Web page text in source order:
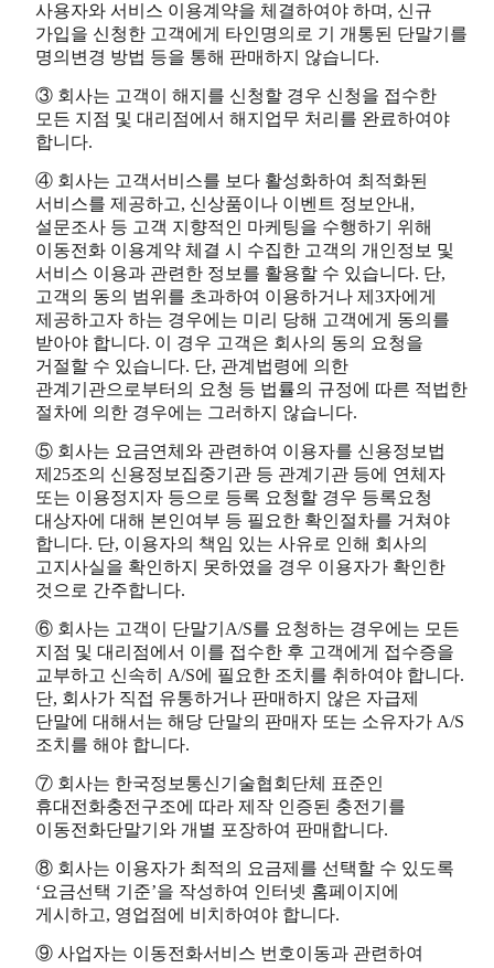
사용자와 서비스 이용계약을 체결하여야 하며, 신규
가입을 신청한 고객에게 타인명의로 기 개통된 단말기를
명의변경 방법 등을 통해 판매하지 않습니다.
③ 회사는 고객이 해지를 신청할 경우 신청을 접수한
모든 지점 및 대리점에서 해지업무 처리를 완료하여야
합니다.
④ 회사는 고객서비스를 보다 활성화하여 최적화된
서비스를 제공하고, 신상품이나 이벤트 정보안내,
설문조사 등 고객 지향적인 마케팅을 수행하기 위해
이동전화 이용계약 체결 시 수집한 고객의 개인정보 및
서비스 이용과 관련한 정보를 활용할 수 있습니다. 단,
고객의 동의 범위를 초과하여 이용하거나 제3자에게
제공하고자 하는 경우에는 미리 당해 고객에게 동의를
받아야 합니다. 이 경우 고객은 회사의 동의 요청을
거절할 수 있습니다. 단, 관계법령에 의한
관계기관으로부터의 요청 등 법률의 규정에 따른 적법한
절차에 의한 경우에는 그러하지 않습니다.
⑤ 회사는 요금연체와 관련하여 이용자를 신용정보법
제25조의 신용정보집중기관 등 관계기관 등에 연체자
또는 이용정지자 등으로 등록 요청할 경우 등록요청
대상자에 대해 본인여부 등 필요한 확인절차를 거쳐야
합니다. 단, 이용자의 책임 있는 사유로 인해 회사의
고지사실을 확인하지 못하였을 경우 이용자가 확인한
것으로 간주합니다.
⑥ 회사는 고객이 단말기A/S를 요청하는 경우에는 모든
지점 및 대리점에서 이를 접수한 후 고객에게 접수증을
교부하고 신속히 A/S에 필요한 조치를 취하여야 합니다.
단, 회사가 직접 유통하거나 판매하지 않은 자급제
단말에 대해서는 해당 단말의 판매자 또는 소유자가 A/S
조치를 해야 합니다.
⑦ 회사는 한국정보통신기술협회단체 표준인
휴대전화충전구조에 따라 제작 인증된 충전기를
이동전화단말기와 개별 포장하여 판매합니다.
⑧ 회사는 이용자가 최적의 요금제를 선택할 수 있도록
‘요금선택 기준’을 작성하여 인터넷 홈페이지에
게시하고, 영업점에 비치하여야 합니다.
⑨ 사업자는 이동전화서비스 번호이동과 관련하여